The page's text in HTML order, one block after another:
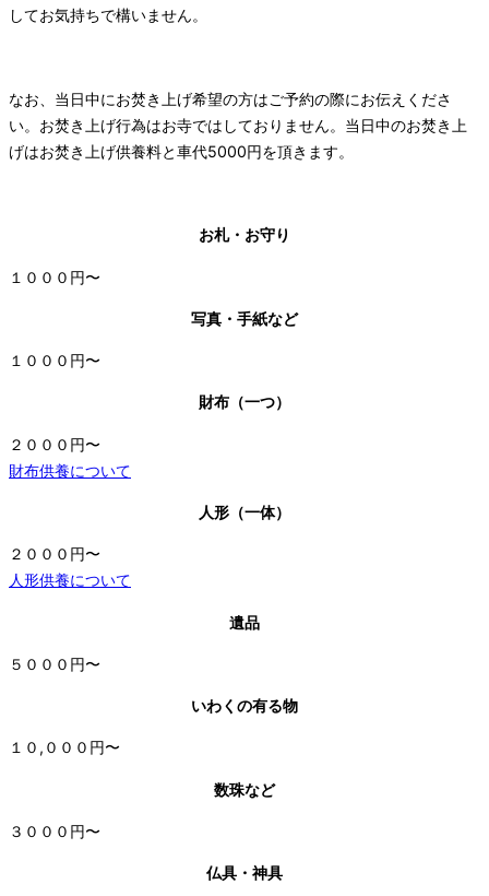
してお気持ちで構いません。
なお、当日中にお焚き上げ希望の方はご予約の際にお伝えくださ
い。お焚き上げ行為はお寺ではしておりません。当日中のお焚き上
げはお焚き上げ供養料と車代5000円を頂きます。
お札・お守り
１０００円〜
写真・手紙など
１０００円〜
財布（一つ）
２０００円〜
財布供養について
人形（一体）
２０００円〜
人形供養について
遺品
５０００円〜
いわくの有る物
１０,０００円〜
数珠など
３０００円〜
仏具・神具